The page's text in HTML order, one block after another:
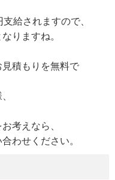
給されますので、
りますね。
積もりを無料で
考えなら、
わせください。